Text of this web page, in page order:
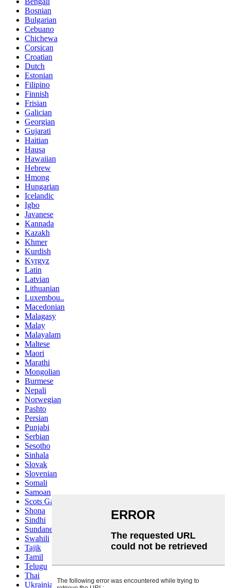
Bosnian
Bulgarian
Cebuano
Chichewa
Corsican
Croatian
Dutch
Estonian
Filipino
Finnish
Frisian
Galician
Georgian
Gujarati
Haitian
Hausa
Hawaiian
Hebrew
Hmong
Hungarian
Icelandic
Igbo
Javanese
Kannada
Kazakh
Khmer
Kurdish
Kyrgyz
Latin
Latvian
Lithuanian
Luxembou..
Macedonian
Malagasy
Malay
Malayalam
Maltese
Maori
Marathi
Mongolian
Burmese
Nepali
Norwegian
Pashto
Persian
Punjabi
Serbian
Sesotho
Sinhala
Slovak
Slovenian
Somali
Samoan
Scots Gaelic
Shona
Sindhi
Sundanese
Swahili
Tajik
Tamil
Telugu
Thai
Ukrainian